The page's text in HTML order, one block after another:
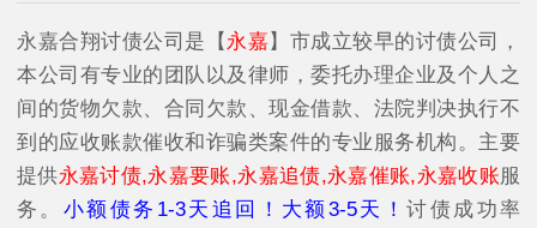
永嘉合翔讨债公司是【 永嘉】市成立较早的讨债公司，
本公司有专业的团队以及律师，委托办理企业及个人之
间的货物欠款、合同欠款、现金借款、法院判决执行不
到的应收账款催收和诈骗类案件的专业服务机构。主要
提供永嘉讨债,永嘉要账,永嘉追债,永嘉催账,永嘉收账服
务。 小额债务1-3天追回！大额3-5天！讨债成功率